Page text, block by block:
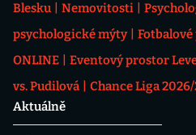
Blesku
Nemovitosti
psychologické mýty
ONLINE
Eventový prostor
vs. Pudilová
Chance Liga
Aktuálně